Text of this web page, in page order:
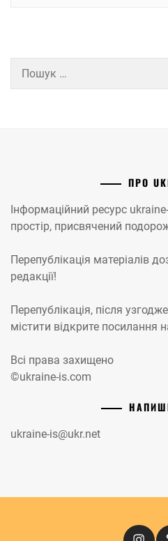
ПРО
Інформаційний ресурс
простір, присвячений
Перепублікація матеріалів
редакції!
Перепублікація, після
містити відкрите посилання
Всі права захищено
©ukraine-is.com
ukraine-is@ukr.net